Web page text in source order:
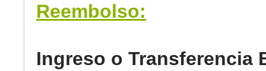
Reembolso:
Ingreso o Transferencia